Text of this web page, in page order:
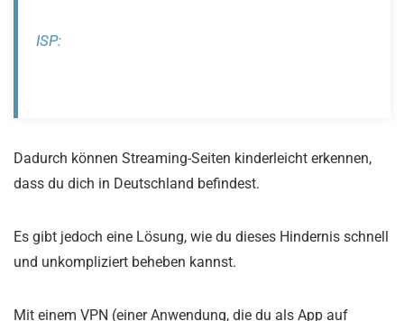
ISP:
Dadurch können Streaming-Seiten kinderleicht erkennen,
dass du dich in Deutschland befindest.
Es gibt jedoch eine Lösung, wie du dieses Hindernis schnell
und unkompliziert beheben kannst.
Mit einem VPN (einer Anwendung, die du als App auf